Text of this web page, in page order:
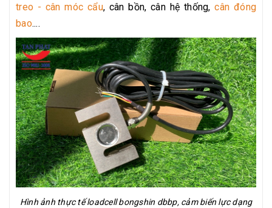
treo - cân móc cẩu, cân bồn, cân hệ thống,cân đóng
bao....
Hình ảnh thực tế loadcell bongshin dbbp, cảm biến lực dạng